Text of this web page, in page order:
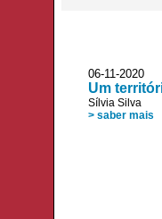
06-11-2020
Um
Sílvia Silva
> saber mais